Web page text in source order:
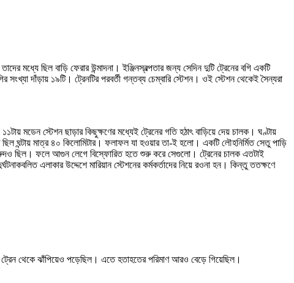
মধ্যে ছিল বাড়ি ফেরার উন্মাদনা। ইঞ্জিনস্বল্পতার জন্য সেদিন দুটি ট্রেনের বগি একটি
সংখ্যা দাঁড়ায় ১৯টি। ট্রেনটির পরবর্তী গন্তব্য চেম্বারি স্টেশন। ওই স্টেশন থেকেই সৈন্যরা
মডেন স্টেশন ছাড়ার কিছুক্ষণের মধ্যেই ট্রেনের গতি হঠাৎ বাড়িয়ে দেয় চালক। ঘণ্টায়
ছিল ঘন্টায় মাত্র ৪০ কিলোমিটার। ফলাফল যা হওয়ার তা-ই হলো। একটি লৌহনির্মিত সেতু পাড়ি
ছিল। ফলে আগুন লেগে বিস্ফোরিত হতে শুরু করে সেগুলো। ট্রেনের চালক এতটাই
এলাকার উদ্দেশে মারিয়ান স্টেশনের কর্মকর্তাদের নিয়ে রওনা হন। কিন্তু ততক্ষণে
থেকে ঝাঁপিয়েও পড়েছিল। এতে হতাহতের পরিমাণ আরও বেড়ে গিয়েছিল।